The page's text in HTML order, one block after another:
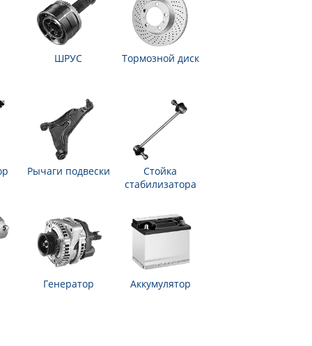
ШРУС Тормозной диск
Рычаги подвески
Стойка
стабилизатора
Генератор Аккумулятор